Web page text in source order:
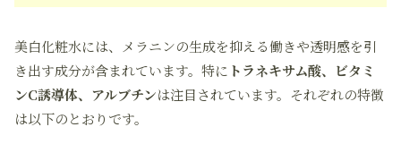
美白化粧水には、メラニンの生成を抑える働きや透明感を引
き出す成分が含まれています。特に トラネキサム酸、ビタミ
ンC誘導体、アルブチンは注目されています。それぞれの特徴
は以下のとおりです。